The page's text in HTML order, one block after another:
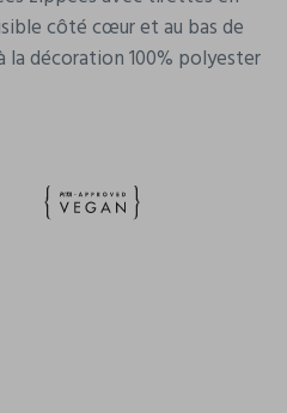
côté cœur et au bas de
la décoration 100% polyester